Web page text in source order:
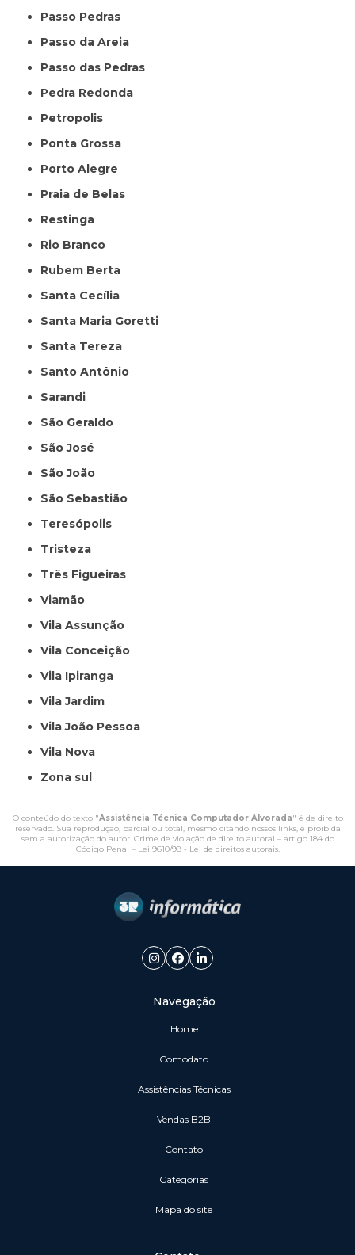
Passo Pedras
Passo da Areia
Passo das Pedras
Pedra Redonda
Petropolis
Ponta Grossa
Porto Alegre
Praia de Belas
Restinga
Rio Branco
Rubem Berta
Santa Cecília
Santa Maria Goretti
Santa Tereza
Santo Antônio
Sarandi
São Geraldo
São José
São João
São Sebastião
Teresópolis
Tristeza
Três Figueiras
Viamão
Vila Assunção
Vila Conceição
Vila Ipiranga
Vila Jardim
Vila João Pessoa
Vila Nova
Zona sul
O conteúdo do texto "Assistência Técnica Computador Alvorada" é de direito
reservado. Sua reprodução, parcial ou total, mesmo citando nossos links, é proibida
sem a autorização do autor. Crime de violação de direito autoral – artigo 184 do
Código Penal – Lei 9610/98 - Lei de direitos autorais.
Navegação
Home
Comodato
Assistências Técnicas
vendas B2B
Contato
Categorias
Mapa do site